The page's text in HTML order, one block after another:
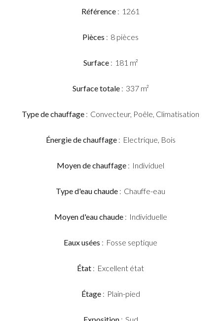
Référence 1261
Pièces 8 pièces
Surface 181 m²
Surface totale 337 m²
Type de chauffage Convecteur, Poêle, Climatisation
Énergie de chauffage Electrique, Bois
Moyen de chauffage Individuel
Type d'eau chaude Chauffe-eau
Moyen d'eau chaude Individuelle
Eaux usées Fosse septique
État Excellent état
Étage Plain-pied